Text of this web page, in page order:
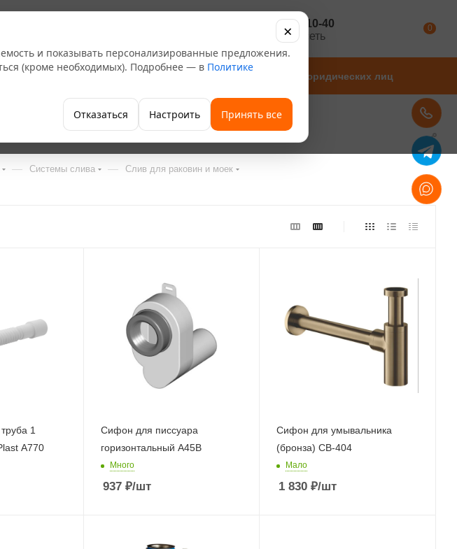
+7 347 246-10-40
розничная сеть
0
Компания Для юридических лиц
— Системы слива — Слив для раковин и моек
1
A770
Сифон для писсуара
горизонтальный А45В
Много
937₽/шт
Сифон для умывальника
(бронза) СВ-404
Мало
1 830 ₽/шт
и показывать персонализированные предложения.
(кроме необходимых). Подробнее — в Политике
Отказаться Настроить Принять все
×